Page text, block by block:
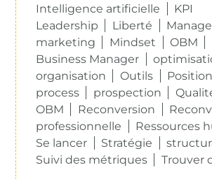
Intelligence artificielle
KPI
Leadership
Liberté
marketing
Mindset OBM
Business Manager
organisation
Outils
process
prospection
OBM
Reconversion
professionnelle
Ressources
Se lancer
Stratégie
Suivi des métriques
Trouver